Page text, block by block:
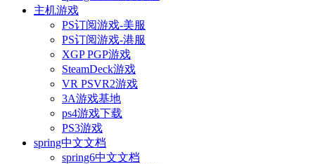
主机游戏
PS订阅游戏-美服
PS订阅游戏-港服
XGP PGP游戏
SteamDeck游戏
VR PSVR2游戏
3A游戏基地
ps4游戏下载
PS3游戏
spring中文文档
spring6中文文档